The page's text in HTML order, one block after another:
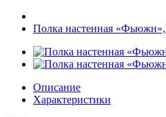
Полка настенная
Описание
Характеристики